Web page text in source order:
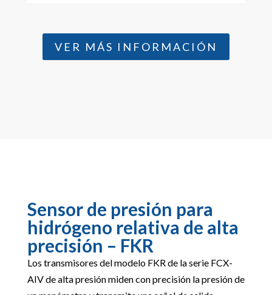
VER MÁS INFORMACIÓN
Sensor de presión para
hidrógeno relativa de alta
precisión – FKR
Los transmisores del modelo FKR de la serie FCX-
AIV de alta presión miden con precisión la presión de